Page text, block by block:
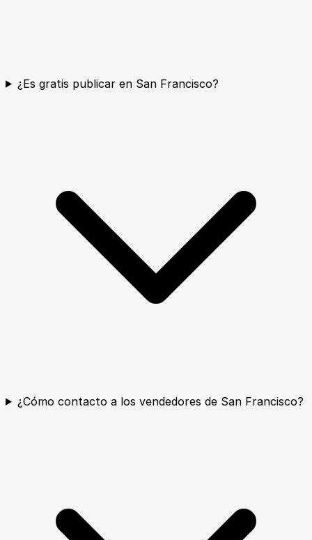
¿Es gratis publicar en San Francisco?
¿Cómo contacto a los vendedores de San Francisco?